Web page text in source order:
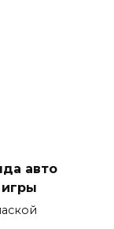
авто